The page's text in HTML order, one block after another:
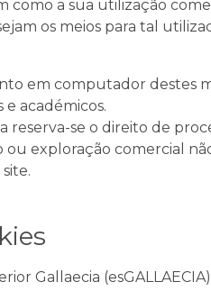
como a sua utilização
os meios para tal
em computador destes
e académicos.
reserva-se o direito de
ou exploração comercial
Gallaecia